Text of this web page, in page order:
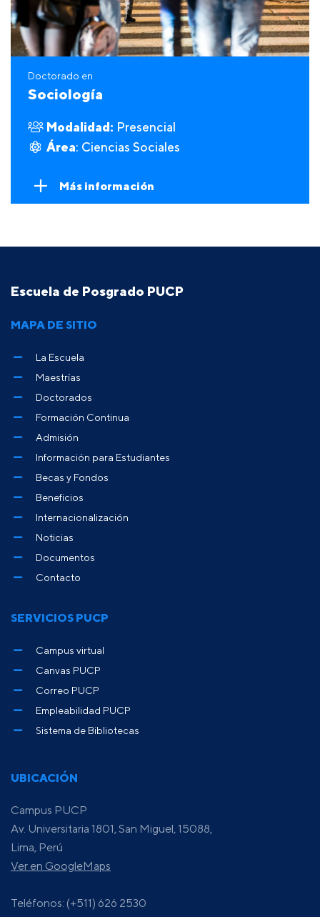
Doctorado en
Sociología
Modalidad: Presencial
Área: Ciencias Sociales
Más información
Escuela de Posgrado PUCP
UBICACIÓN
Campus PUCP
Av. Universitaria 1801, San Miguel, 15088,
Lima, Perú
Ver en GoogleMaps
Teléfonos: (+511) 626 2530
MAPA DE SITIO
La Escuela
Maestrías
Doctorados
Formación Continua
Admisión
Información para Estudiantes
Becas y Fondos
Beneficios
Internacionalización
Noticias
Documentos
Contacto
SERVICIOS PUCP
Campus virtual
Canvas PUCP
Correo PUCP
Empleabilidad PUCP
Sistema de Bibliotecas